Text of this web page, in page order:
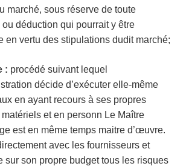
marché, sous réserve de toute
déduction qui pourrait y être
en vertu des stipulations dudit marché;
: procédé suivant lequel
décide d’exécuter elle-même
en ayant recours à ses propres
et en personn Le Maître
est en même temps maitre d’œuvre.
avec les fournisseurs et
sur son propre budget tous les risques